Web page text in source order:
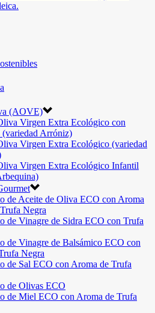
(AOVE)
Virgen Extra Ecológico con
(variedad Arróniz)
Virgen Extra Ecológico (variedad
Virgen Extra Ecológico Infantil
de Aceite de Oliva ECO con Aroma
Negra
de Vinagre de Sidra ECO con Trufa
de Vinagre de Balsámico ECO con
Negra
de Sal ECO con Aroma de Trufa
de Olivas ECO
de Miel ECO con Aroma de Trufa